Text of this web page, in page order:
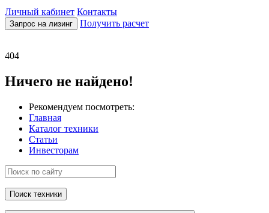
Личный кабинет Контакты
Запрос на лизинг Получить расчет
404
Ничего не найдено!
Рекомендуем посмотреть:
Главная
Каталог техники
Статьи
Инвесторам
Поиск техники